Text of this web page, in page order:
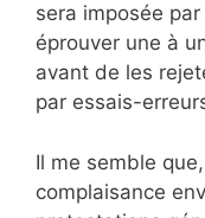
sera imposée
éprouver une à
avant de les
par essais-
Il me semble
complaisance